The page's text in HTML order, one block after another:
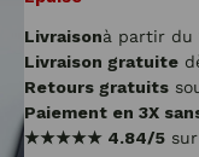
Livraisonà partir du
Livraison gratuite
Retours gratuits
Paiement en 3X
★★★★★ 4.84/5